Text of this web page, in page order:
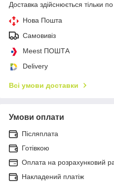
Доставка здійснюється тільки
Нова Пошта
Самовивіз
Meest ПОШТА
Delivery
Всі умови доставки
Умови оплати
Післяплата
Готівкою
Оплата на розрахунковий
Накладений платіж